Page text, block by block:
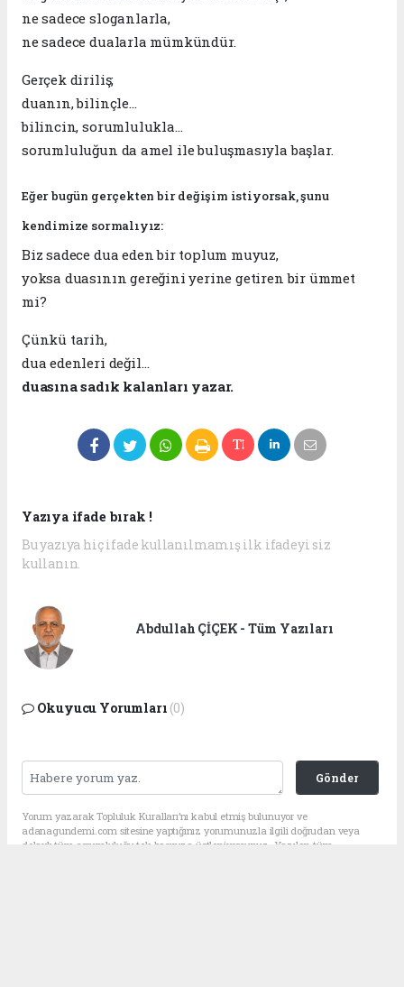
ne sadece sloganlarla,
ne sadece dualarla mümkündür.
Gerçek diriliş;
duanın, bilinçle…
bilincin, sorumlulukla…
sorumluluğun da amel ile buluşmasıyla başlar.
Eğer bugün gerçekten bir değişim istiyorsak, şunu
kendimize sormalıyız:
Biz sadece dua eden bir toplum muyuz,
yoksa duasının gereğini yerine getiren bir ümmet
mi?
Çünkü tarih,
dua edenleri değil…
duasına sadık kalanları yazar.
Yazıya ifade bırak !
Bu yazıya hiç ifade kullanılmamış ilk ifadeyi siz
kullanın.
Abdullah ÇİÇEK - Tüm Yazıları
Okuyucu Yorumları (0)
Gönder
Yorum yazarak Topluluk Kuralları’nı kabul etmiş bulunuyor ve
adanagundemi.com sitesine yaptığınız yorumunuzla ilgili doğrudan veya
dolaylı tüm sorumluluğu tek başınıza üstleniyorsunuz. Yazılan tüm